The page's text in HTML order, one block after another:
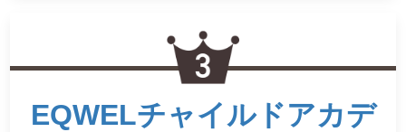
EQWELチャイルドアカデ